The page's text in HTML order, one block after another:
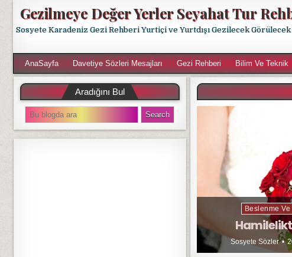
Gezilmeye Değer Yerler Seyahat Tur
Sosyete Karadeniz Gezi Rehberi Yurtiçi ve Yurtdışı Gezilecek
AnaSayfa Davetiye Sözleri Mesajları Gezi Rehberi Bilim Ve Teknik
Beslenme
Sosyete Sözler
Aradığını Bul
S
e